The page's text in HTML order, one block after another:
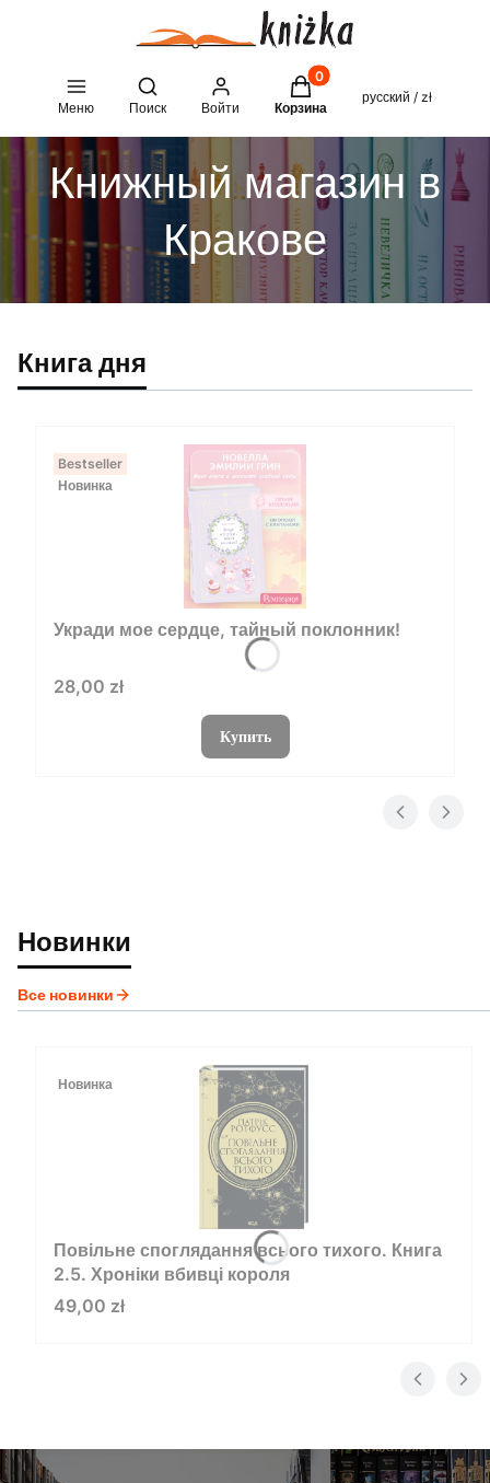
Меню
Open search engine
Поиск Войти
Товары в корзине: 0.
Корзина
русский / zł
Книжный магазин в
Кракове
Книга дня
Bestseller
Новинка
Укради мое сердце, тайный поклонник!
Цена
28,00 zł
Купить
Новинки
Все новинки
Новинка
Повільне споглядання всього тихого. Книга
2.5. Хроніки вбивці короля
Цена
49,00 zł